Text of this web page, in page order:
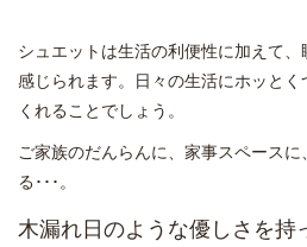
シュエットは生活の利便性に加えて
感じられます。日々の生活にホッと
くれることでしょう。
ご家族のだんらんに、家事スペース
る･･･。
木漏れ日のような優しさを持